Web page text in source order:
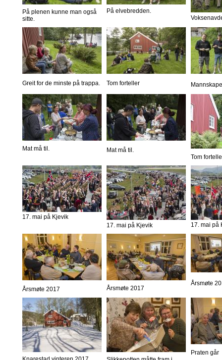
På plenen kunne man også
sitte.
På elvebredden.
Greit for de minste på trappa. Tom forteller
Mat må til.
Mat må til.
Tom
17. mai på Kjevik
17. mai på Kjevik
17. mai på
Årsmøte 2017 Årsmøte 2017
Årsmøte
Praten går